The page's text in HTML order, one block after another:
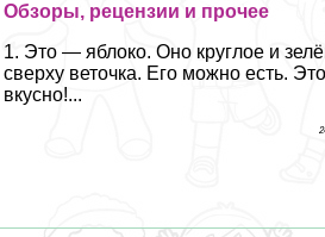
Обзоры, рецензии и прочее
1. Это — яблоко. Оно круглое и
сверху веточка. Его можно есть. Это
вкусно!...